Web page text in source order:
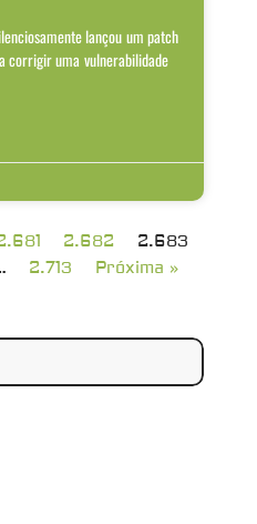
lançou um patch
corrigir uma vulnerabilidade
2.682
2.683
2.713 Próxima »